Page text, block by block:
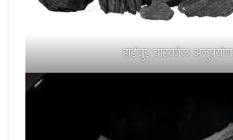
हार्डवुड चारकोल अनुप्रयोग